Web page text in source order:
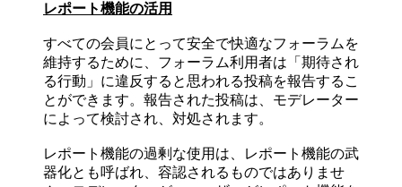
レポート機能の活用
すべての会員にとって安全で快適なフォーラムを
維持するために、フォーラム利用者は「期待され
る行動」に違反すると思われる投稿を報告するこ
とができます。報告された投稿は、モデレーター
によって検討され、対処されます。
レポート機能の過剰な使用は、レポート機能の武
器化とも呼ばれ、容認されるものではありませ